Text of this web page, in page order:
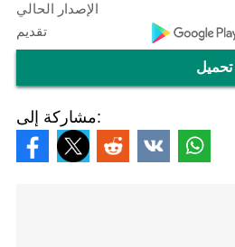
الإصدار الحالي
تقديم
تحميل
مشاركة إلى: